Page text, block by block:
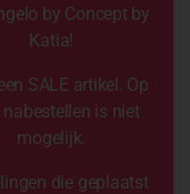
by Concept by
Katia!
SALE artikel. Op
nabestellen is niet
mogelijk.
die geplaatst